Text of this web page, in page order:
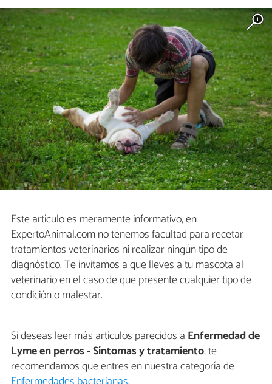
Este artículo es meramente informativo, en
ExpertoAnimal.com no tenemos facultad para recetar
tratamientos veterinarios ni realizar ningún tipo de
diagnóstico. Te invitamos a que lleves a tu mascota al
veterinario en el caso de que presente cualquier tipo de
condición o malestar.
Si deseas leer más artículos parecidos a Enfermedad de
Lyme en perros - Síntomas y tratamiento, te
recomendamos que entres en nuestra categoría de